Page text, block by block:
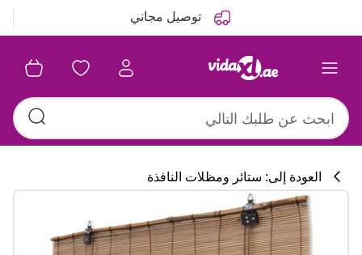
توصيل مجاني
تشكيلة المطبخ
العودة إلى: ستائر ومظلات النافذة